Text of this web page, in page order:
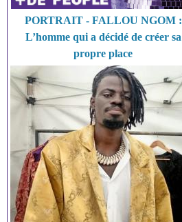
PORTRAIT - FALLOU NGOM :
L’homme qui a décidé de créer sa
propre place